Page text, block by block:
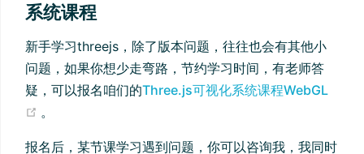
系统课程
新手学习threejs，除了版本问题，往往也会有其他小
问题，如果你想少走弯路，节约学习时间，有老师答
疑，可以报名咱们的Three.js可视化系统课程WebGL
。
报名后，某节课学习遇到问题，你可以咨询我，我同时